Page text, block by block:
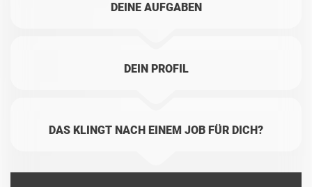
DEINE AUFGABEN
DEIN PROFIL
DAS KLINGT NACH EINEM JOB FÜR DICH?